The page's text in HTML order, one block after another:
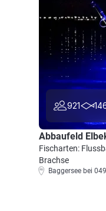
921
Abbaufeld
Fischarten:
Brachse
Baggersee bei